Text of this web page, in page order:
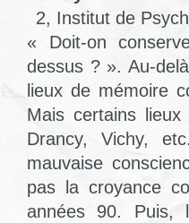
2, Institut de
« Doit-on
dessus ? ». Au-
lieux de mémoire
Mais certains
Drancy, Vichy,
mauvaise
pas la croyance
années 90. Puis,